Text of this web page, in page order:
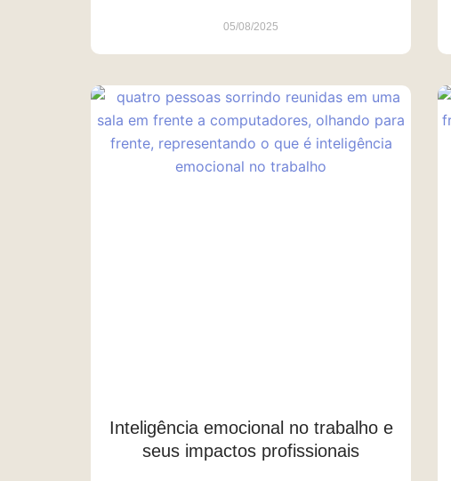
05/08/2025
Inteligência emocional no trabalho e
seus impactos profissionais